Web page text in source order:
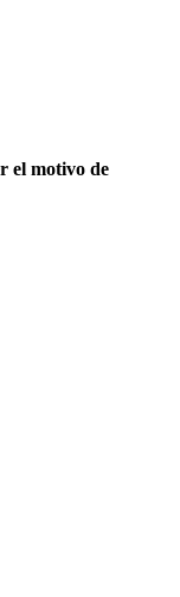
el motivo de